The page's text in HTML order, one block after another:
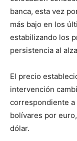
banca, esta vez
más bajo en los
estabilizando los
persistencia al
El precio
intervención
correspondiente
bolívares por
dólar.